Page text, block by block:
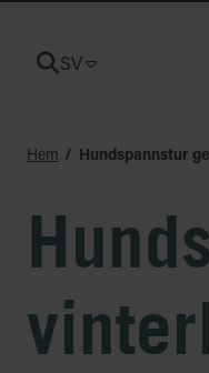
SV
CURRENT
Hem Hundspannstur